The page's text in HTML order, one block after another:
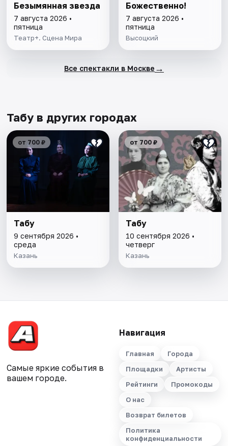
Безымянная звезда
7 августа 2026 •
пятница
Театр+. Сцена Мира
Божественно!
7 августа 2026 •
пятница
Высоцкий
Все спектакли в Москве →
Табу в других городах
от 700 ₽
Табу
9 сентября 2026 •
среда
Казань
от 700 ₽
Табу
10 сентября 2026 •
четверг
Казань
Самые яркие события в
вашем городе.
Навигация
Главная
Города
Площадки
Артисты
Рейтинги
Промокоды
О нас
Возврат билетов
Политика
конфиденциальности